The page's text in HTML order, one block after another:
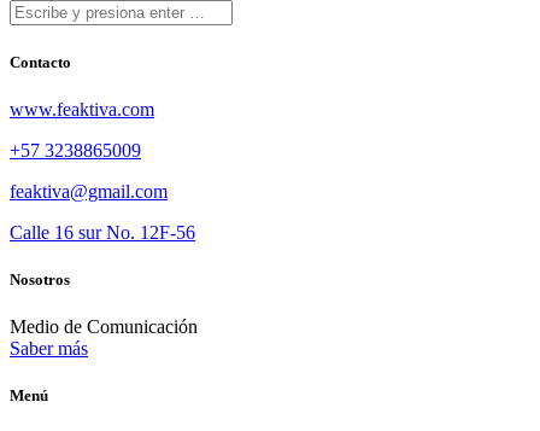
Contacto
www.feaktiva.com
+57 3238865009
feaktiva@gmail.com
Calle 16 sur No. 12F-56
Nosotros
Medio de Comunicación
Saber más
Menú